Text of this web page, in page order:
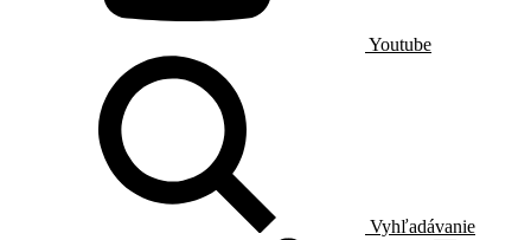
Youtube
Vyhľadávanie